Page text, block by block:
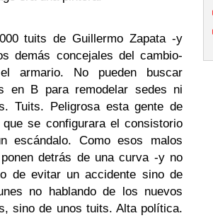
tuits de Guillermo Zapata -y
demás concejales del cambio-
armario. No pueden buscar
en B para remodelar sedes ni
Tuits. Peligrosa esta gente de
se configurara el consistorio
escándalo. Como esos malos
detrás de una curva -y no
de evitar un accidente sino de
no hablando de los nuevos
sino de unos tuits. Alta política.